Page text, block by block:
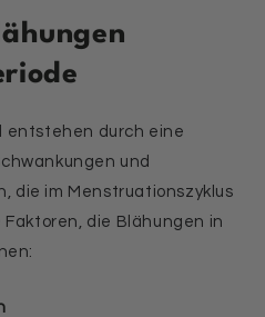
entstehen durch eine
und
die im Menstruationszyklus
die Blähungen in